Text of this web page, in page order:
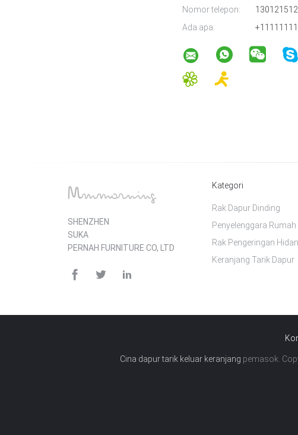
Nomor telepon:
Ada apa:
SHENZHEN
SUKA
PERNAH FURNITURE CO, LTD
Kategori
Keranjang Tarik Dapur
Rak Dapur Dinding
Penyelenggara
Rak Pengeringan
Cina dapur tarik keluar keranjang pemasok.